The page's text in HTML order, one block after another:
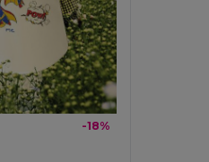
-18%